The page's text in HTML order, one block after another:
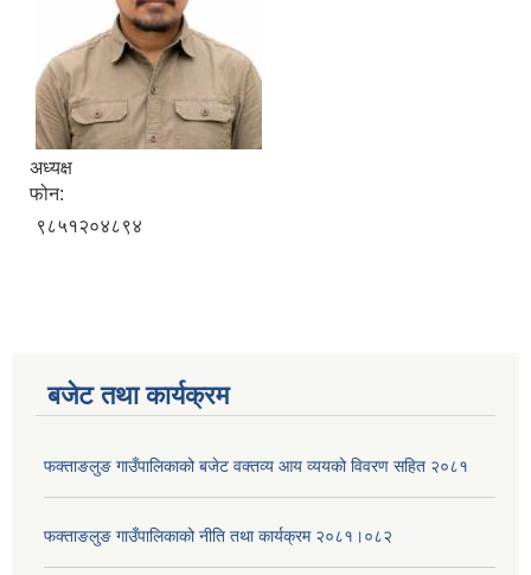
अध्यक्ष
फोन:
९८५१२०४८९४
बजेट तथा कार्यक्रम
फक्ताङलुङ गाउँपालिकाको बजेट वक्तव्य आय व्ययको विवरण सहित २०८१
फक्ताङलुङ गाउँपालिकाको नीति तथा कार्यक्रम २०८१।०८२